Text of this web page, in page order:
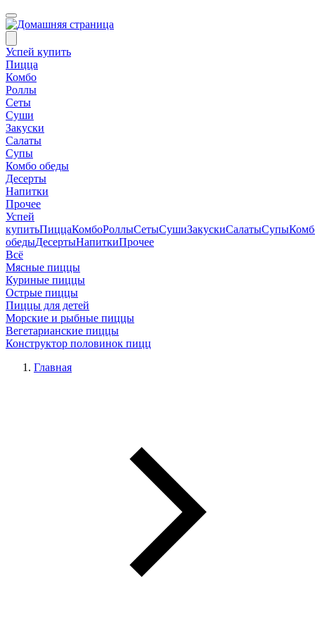
Успей купить
Пицца
Комбо
Роллы
Сеты
Суши
Закуски
Салаты
Супы
Комбо обеды
Десерты
Напитки
Прочее
Успей
купитьПиццаКомбоРоллыСетыСушиЗакускиСалатыСупы
обедыДесертыНапиткиПрочее
Всё
Мясные пиццы
Куриные пиццы
Острые пиццы
Пиццы для детей
Морские и рыбные пиццы
Вегетарианские пиццы
Конструктор половинок пицц
Главная